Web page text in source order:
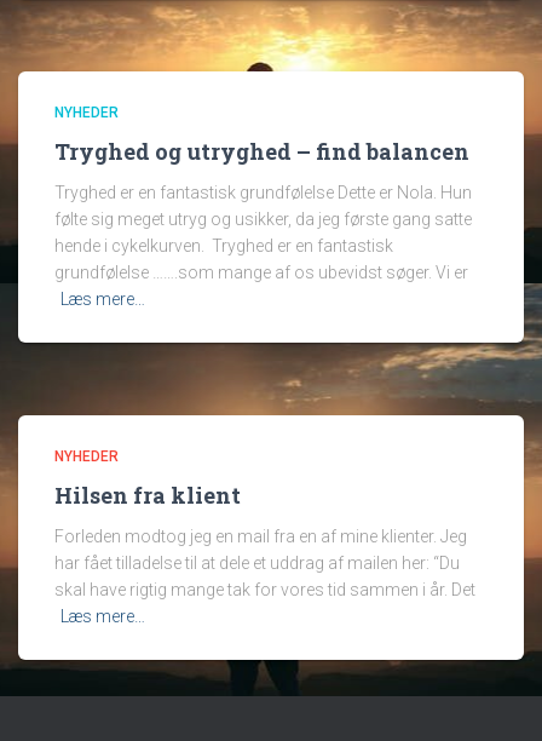
NYHEDER
Tryghed og utryghed – find balancen
Tryghed er en fantastisk grundfølelse Dette er Nola. Hun
følte sig meget utryg og usikker, da jeg første gang satte
hende i cykelkurven. Tryghed er en fantastisk
grundfølelse …….som mange af os ubevidst søger. Vi er
Læs mere…
NYHEDER
Hilsen fra klient
Forleden modtog jeg en mail fra en af mine klienter. Jeg
har fået tilladelse til at dele et uddrag af mailen her: “Du
skal have rigtig mange tak for vores tid sammen i år. Det
Læs mere…